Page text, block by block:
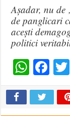
Așadar, nu de
de panglicari
acești
politici